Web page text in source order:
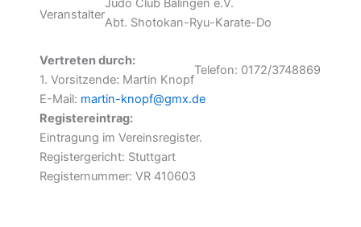
Veranstalter
Judo Club Balingen e.V.
Abt. Shotokan-Ryu-Karate-Do
Vertreten durch:
1. Vorsitzende: Martin Knopf
Telefon: 0172/3748869
E-Mail: martin-knopf@gmx.de
Registereintrag:
Eintragung im Vereinsregister.
Registergericht: Stuttgart
Registernummer: VR 410603